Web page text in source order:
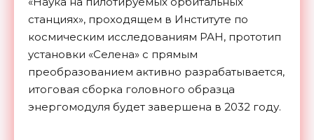
станциях», проходящем в Институте по
космическим исследованиям РАН, прототип
установки «Селена» с прямым
преобразованием активно разрабатывается,
итоговая сборка головного образца
энергомодуля будет завершена в 2032 году.